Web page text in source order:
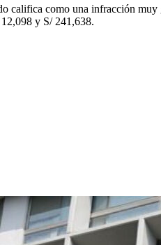
como una infracción
y S/ 241,638.